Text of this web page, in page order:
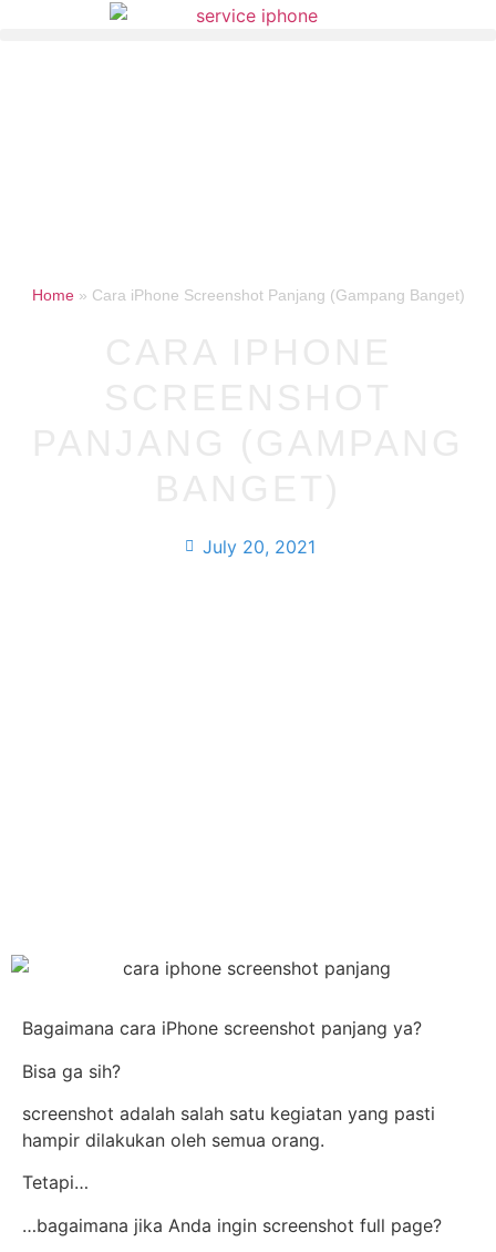
Home» Cara iPhone Screenshot Panjang (Gampang Banget)
July 20, 2021
Bagaimana cara iPhone screenshot panjang ya?
Bisa ga sih?
screenshot adalah salah satu kegiatan yang pasti
hampir dilakukan oleh semua orang.
Tetapi…
…bagaimana jika Anda ingin screenshot full page?